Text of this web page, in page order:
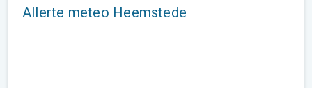
Allerte meteo Heemstede